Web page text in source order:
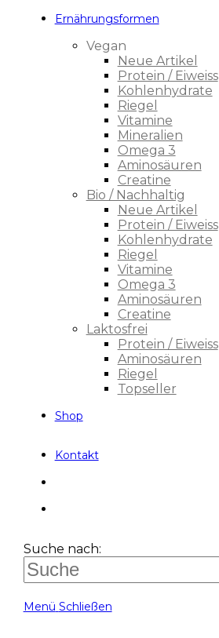
Ernährungsformen
Vegan
Neue Artikel
Protein / Eiweiss
Kohlenhydrate
Riegel
Vitamine
Mineralien
Omega 3
Aminosäuren
Creatine
Bio / Nachhaltig
Neue Artikel
Protein / Eiweiss
Kohlenhydrate
Riegel
Vitamine
Omega 3
Aminosäuren
Creatine
Laktosfrei
Protein / Eiweiss
Aminosäuren
Riegel
Topseller
Shop
Kontakt
Suche nach:
Menü Schließen